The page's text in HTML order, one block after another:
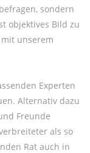
sondern
objektives Bild zu
unserem
Experten
Alternativ dazu
Freunde
als so
Rat auch in